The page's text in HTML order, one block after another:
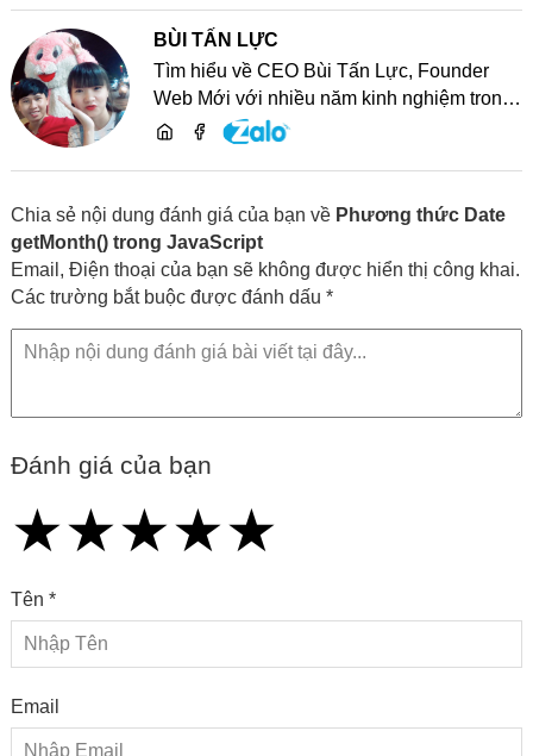
BÙI TẤN LỰC
Tìm hiểu về CEO Bùi Tấn Lực, Founder
Web Mới với nhiều năm kinh nghiệm trong
lĩnh vực phát triển website, SEO và chia sẻ
Chia sẻ nội dung đánh giá của bạn về Phương thức Date
getMonth() trong JavaScript
Email, Điện thoại của bạn sẽ không được hiển thị công khai.
Các trường bắt buộc được đánh dấu *
Đánh giá của bạn
★
★★
★★★
★★★★
★★★★★
Tên *
Email